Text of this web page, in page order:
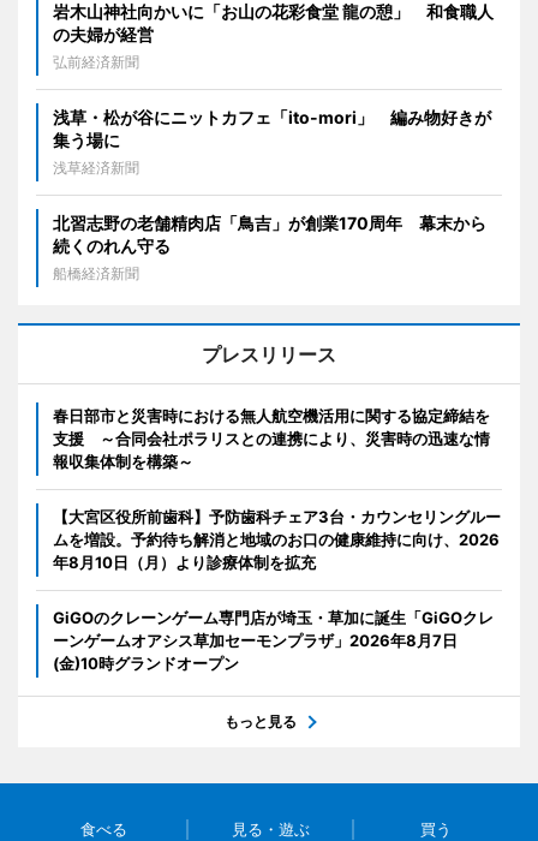
岩木山神社向かいに「お山の花彩食堂 龍の憩」 和食職人
の夫婦が経営
弘前経済新聞
浅草・松が谷にニットカフェ「ito-mori」 編み物好きが
集う場に
浅草経済新聞
北習志野の老舗精肉店「鳥吉」が創業170周年 幕末から
続くのれん守る
船橋経済新聞
プレスリリース
春日部市と災害時における無人航空機活用に関する協定締結を
支援 ～合同会社ポラリスとの連携により、災害時の迅速な情
報収集体制を構築～
【大宮区役所前歯科】予防歯科チェア3台・カウンセリングルー
ムを増設。予約待ち解消と地域のお口の健康維持に向け、2026
年8月10日（月）より診療体制を拡充
GiGOのクレーンゲーム専門店が埼玉・草加に誕生「GiGOクレ
ーンゲームオアシス草加セーモンプラザ」2026年8月7日
(金)10時グランドオープン
もっと見る
食べる 見る・遊ぶ 買う